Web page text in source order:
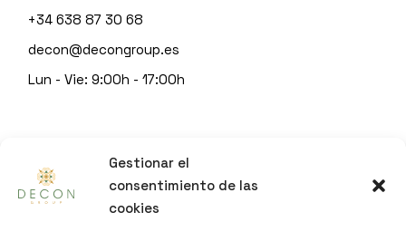
Gestionar el
consentimiento de las
cookies
+34 638 87 30 68
decon@decongroup.es
Lun - Vie: 9:00h - 17:00h
bySitgeshosting